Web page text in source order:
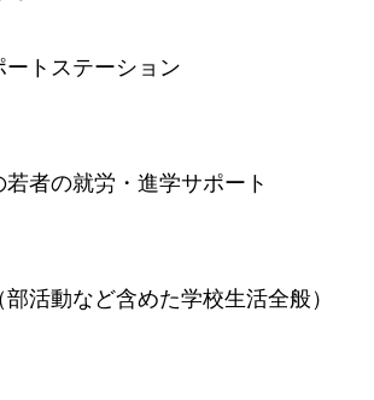
トステーション
若者の就労・進学サポート
活動など含めた学校生活全般）